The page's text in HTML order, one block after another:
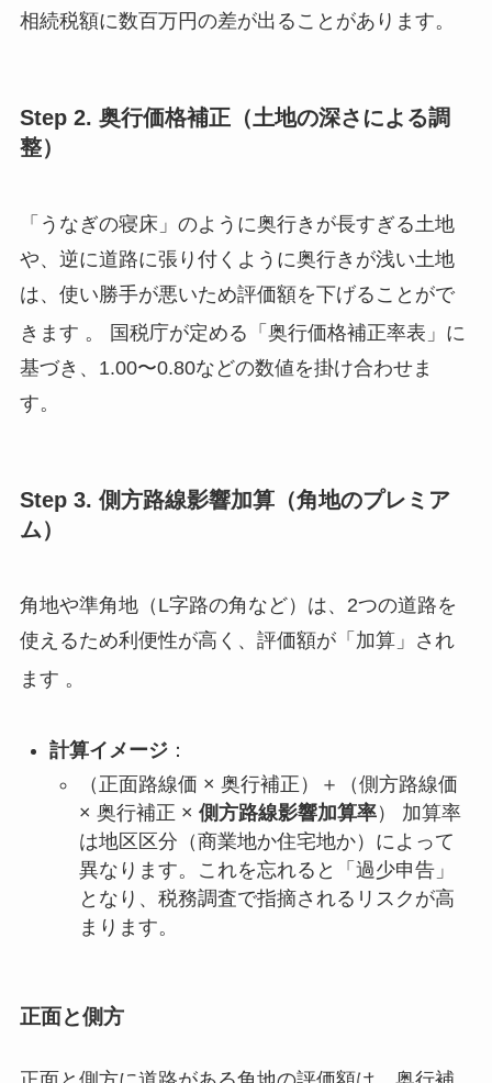
相続税額に数百万円の差が出ることがあります。
Step 2. 奥行価格補正（土地の深さによる調
整）
「うなぎの寝床」のように奥行きが長すぎる土地
や、逆に道路に張り付くように奥行きが浅い土地
は、使い勝手が悪いため評価額を下げることがで
きます 。 国税庁が定める「奥行価格補正率表」に
基づき、1.00〜0.80などの数値を掛け合わせま
す。
Step 3. 側方路線影響加算（角地のプレミア
ム）
角地や準角地（L字路の角など）は、2つの道路を
使えるため利便性が高く、評価額が「加算」され
ます 。
計算イメージ：
（正面路線価 × 奥行補正）＋（側方路線価
× 奥行補正 × 側方路線影響加算率） 加算率
は地区区分（商業地か住宅地か）によって
異なります。これを忘れると「過少申告」
となり、税務調査で指摘されるリスクが高
まります。
正面と側方